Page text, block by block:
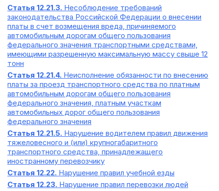
Статья 12.21.3. Несоблюдение требований
законодательства Российской Федерации о внесении
платы в счет возмещения вреда, причиняемого
автомобильным дорогам общего пользования
федерального значения транспортными средствами,
имеющими разрешенную максимальную массу свыше 12
тонн
Статья 12.21.4. Неисполнение обязанности по внесению
платы за проезд транспортного средства по платным
автомобильным дорогам общего пользования
федерального значения, платным участкам
автомобильных дорог общего пользования
федерального значения
Статья 12.21.5. Нарушение водителем правил движения
тяжеловесного и (или) крупногабаритного
транспортного средства, принадлежащего
иностранному перевозчику
Статья 12.22. Нарушение правил учебной езды
Статья 12.23. Нарушение правил перевозки людей